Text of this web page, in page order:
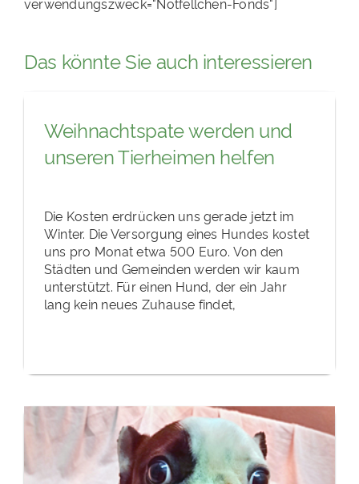
verwendungszweck="Notfellchen-Fonds"]
Das könnte Sie auch interessieren
Weihnachtspate werden und
unseren Tierheimen helfen
Die Kosten erdrücken uns gerade jetzt im
Winter. Die Versorgung eines Hundes kostet
uns pro Monat etwa 500 Euro. Von den
Städten und Gemeinden werden wir kaum
unterstützt. Für einen Hund, der ein Jahr
lang kein neues Zuhause findet,